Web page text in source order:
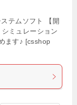
テムソフト 【開
ミュレーション
ます♪ [csshop